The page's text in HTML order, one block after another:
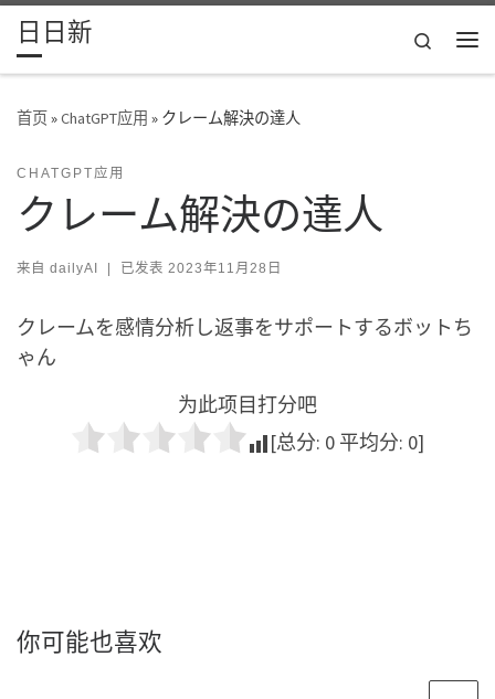
Skip to content
日日新
Search
首页»ChatGPT应用 » クレーム解決の達人
CHATGPT应用
クレーム解決の達人
来自 dailyAI | 已发表 2023年11月28日
クレームを感情分析し返事をサポートするボットち
ゃん
为此项目打分吧
[总分: 0 平均分: 0]
你可能也喜欢